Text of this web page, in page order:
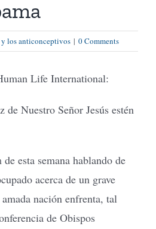
y los anticonceptivos | 0 Comments
Life International:
de Nuestro Señor Jesús estén
esta semana hablando de
acerca de un grave
nación enfrenta, tal
de Obispos